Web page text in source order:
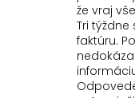
že vraj
Tri
faktúru.